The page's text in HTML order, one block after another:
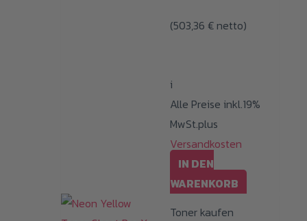
(503,36 € netto)
i
Alle Preise inkl.19%
MwSt.plus
Versandkosten
IN DEN
WARENKORB
Toner kaufen